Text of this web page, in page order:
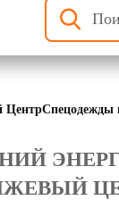
ЦентрСпецодежды